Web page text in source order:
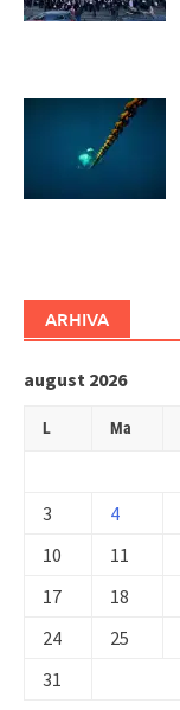
ARHIVA
august 2026
L Ma
3
4
10
11
17
18
24
25
31